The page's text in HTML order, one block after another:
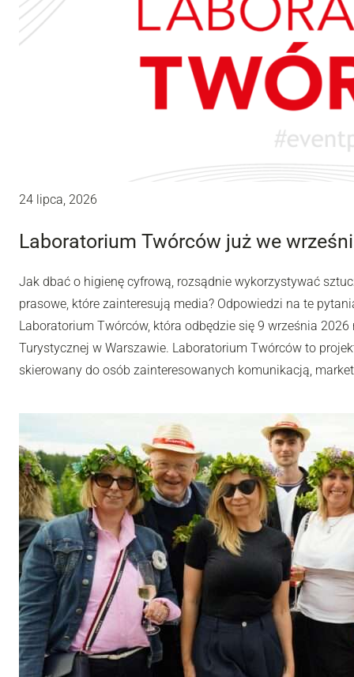
24 lipca, 2026
Laboratorium Twórców już we
Jak dbać o higienę cyfrową, rozsądnie wykorzystywać
prasowe, które zainteresują media? Odpowiedzi na te
Laboratorium Twórców, która odbędzie się 9 września
Turystycznej w Warszawie. Laboratorium Twórców to
skierowany do osób zainteresowanych komunikacją,